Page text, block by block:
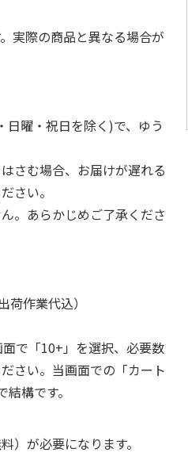
実際の商品と異なる場合が
日曜・祝日を除く)で、ゆう
さむ場合、お届けが遅れる
さい。
。あらかじめご了承くださ
作業代込）
で「10+」を選択、必要数
さい。当画面での「カート
構です。
）が必要になります。